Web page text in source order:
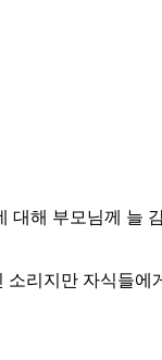
해 부모님께 늘
리지만 자식들